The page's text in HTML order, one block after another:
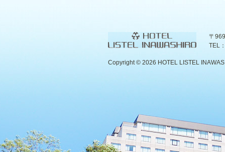
〒
TEL
Copyright © 2026 HOTEL LISTEL